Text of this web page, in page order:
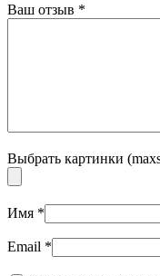
Ваш отзыв *
Выбрать картинки
Имя *
Email *